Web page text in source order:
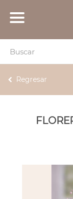
Regresar